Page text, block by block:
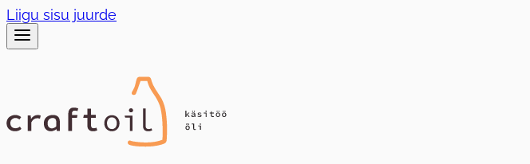
Liigu sisu juurde